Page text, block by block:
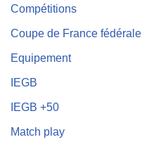
Compétitions
Coupe de France fédérale
Equipement
IEGB
IEGB +50
Match play